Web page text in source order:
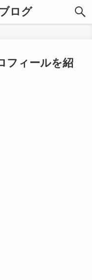
ログ
フィールを紹